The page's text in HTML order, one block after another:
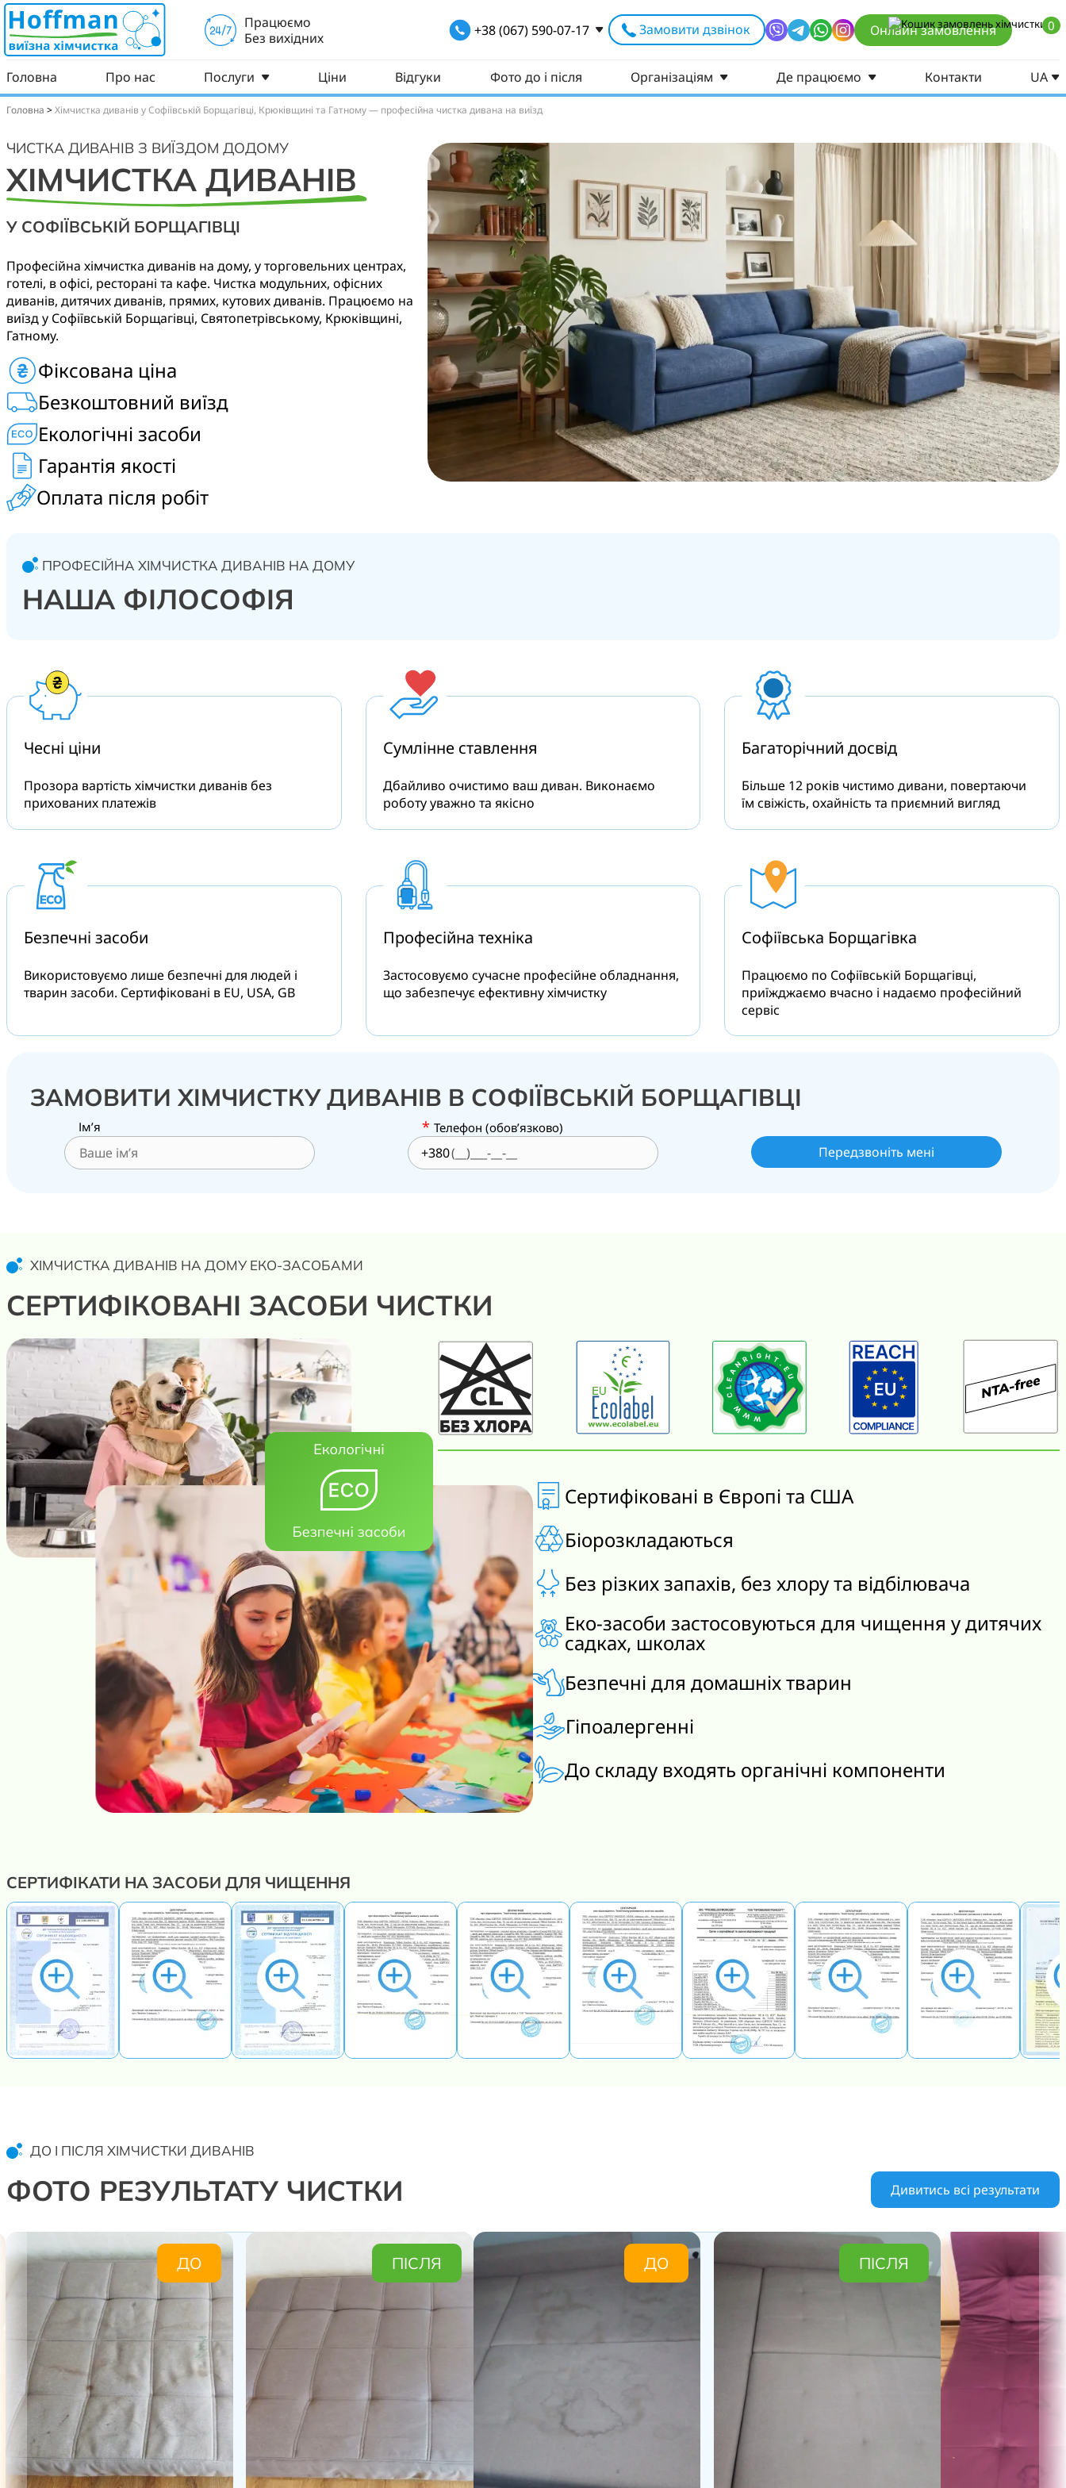
0
Працюємо
Без вихідних
+38 (067) 590-07-17 Замовити дзвінок Онлайн замовлення
Головна Про нас Послуги Ціни Відгуки Фото до і після Організаціям Де працюємо Контакти UA
Головна >Хімчистка диванів у Софіївській Борщагівці, Крюківщині та Гатному — професійна чистка дивана на виїзд
ЧИСТКА ДИВАНІВ З ВИЇЗДОМ ДОДОМУ
ХІМЧИСТКА ДИВАНІВ
У СОФІЇВСЬКІЙ БОРЩАГІВЦІ
Професійна хімчистка диванів на дому, у торговельних центрах,
готелі, в офісі, ресторані та кафе. Чистка модульних, офісних
диванів, дитячих диванів, прямих, кутових диванів. Працюємо на
виїзд у Софіївській Борщагівці, Святопетрівському, Крюківщині,
Гатному.
Фіксована ціна
Безкоштовний виїзд
Екологічні засоби
Гарантія якості
Оплата після робіт
ПРОФЕСІЙНА ХІМЧИСТКА ДИВАНІВ НА ДОМУ
НАША ФІЛОСОФІЯ
Чесні ціни
Прозора вартість хімчистки диванів без
прихованих платежів
Сумлінне ставлення
Дбайливо очистимо ваш диван. Виконаємо
роботу уважно та якісно
Багаторічнийдосвід
Більше 12 років чистимо дивани, повертаючи
їм свіжість, охайність та приємний вигляд
Безпечнізасоби
Використовуємо лише безпечні для людей і
тварин засоби. Сертифіковані в EU, USA, GB
Професійна техніка
Застосовуємо сучасне професійне обладнання,
що забезпечує ефективну хімчистку
Софіївська Борщагівка
Працюємо по Софіївській Борщагівці,
приїжджаємо вчасно і надаємо професійний
сервіс
ЗАМОВИТИ ХІМЧИСТКУ ДИВАНІВ В СОФІЇВСЬКІЙ БОРЩАГІВЦІ
Ім’я * Телефон (обов’язково)
+380
ХІМЧИСТКА ДИВАНІВ НА ДОМУ ЕКО-ЗАСОБАМИ
СЕРТИФІКОВАНІ ЗАСОБИ ЧИСТКИ
Сертифіковані в Європі та США
Біорозкладаються
Без різких запахів, без хлору та відбілювача
Еко-засоби застосовуються для чищення у дитячих
садках, школах
Безпечні для домашніх тварин
Гіпоалергенні
До складу входять органічні компоненти
СЕРТИФІКАТИ НА ЗАСОБИ ДЛЯ ЧИЩЕННЯ
ДО І ПІСЛЯ ХІМЧИСТКИ ДИВАНІВ
ФОТО РЕЗУЛЬТАТУ ЧИСТКИ Дивитись всі результати
ДО ПІСЛЯ ДО ПІСЛЯ